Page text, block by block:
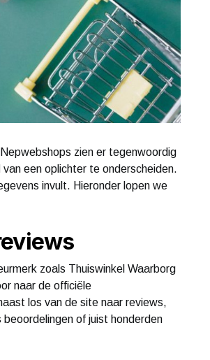
zien er tegenwoordig
een oplichter te onderscheiden.
invult. Hieronder lopen we
zoals Thuiswinkel Waarborg
naar de officiële
los van de site naar reviews,
of juist honderden